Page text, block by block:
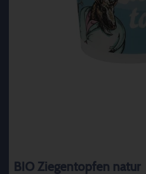
BIO Ziegentopfen natur